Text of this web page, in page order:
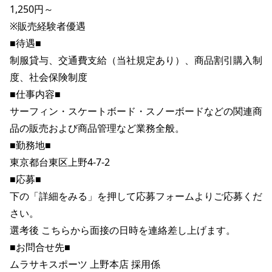
1,250円～
※販売経験者優遇
■待遇■
制服貸与、交通費支給（当社規定あり）、商品割引購入制
度、社会保険制度
■仕事内容■
サーフィン・スケートボード・スノーボードなどの関連商
品の販売および商品管理など業務全般。
■勤務地■
東京都台東区上野4-7-2
■応募■
下の「詳細をみる」を押して応募フォームよりご応募くだ
さい。
選考後 こちらから面接の日時を連絡差し上げます。
■お問合せ先■
ムラサキスポーツ 上野本店 採用係